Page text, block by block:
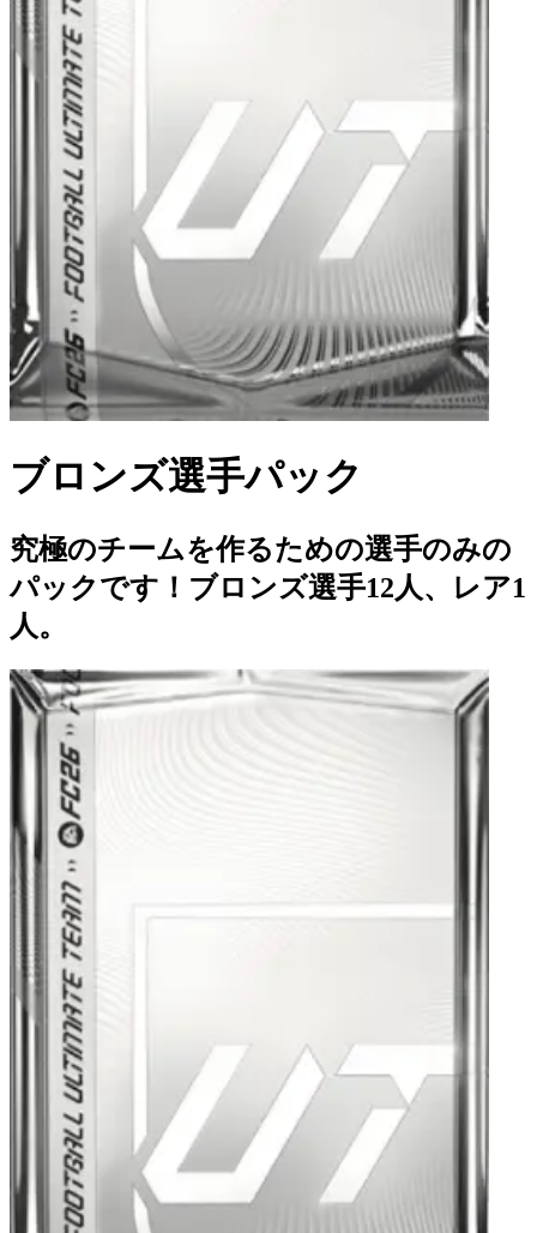
ブロンズ選手パック
究極のチームを作るための選手のみの
パックです！ブロンズ選手12人、レア1
人。